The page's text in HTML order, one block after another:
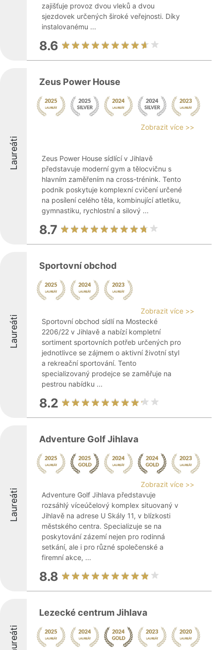
zajišťuje provoz dvou vleků a dvou
sjezdovek určených široké veřejnosti. Díky
instalovanému ...
8.6
Laureáti
Zeus Power House
Zobrazit více >>
Zeus Power House sídlící v Jihlavě
představuje moderní gym a tělocvičnu s
hlavním zaměřením na cross-trénink. Tento
podnik poskytuje komplexní cvičení určené
na posílení celého těla, kombinující atletiku,
gymnastiku, rychlostní a silový ...
8.7
Laureáti
Sportovní obchod
Zobrazit více >>
Sportovní obchod sídlí na Mostecké
2206/22 v Jihlavě a nabízí kompletní
sortiment sportovních potřeb určených pro
jednotlivce se zájmem o aktivní životní styl
a rekreační sportování. Tento
specializovaný prodejce se zaměřuje na
pestrou nabídku ...
8.2
Laureáti
Adventure Golf Jihlava
Zobrazit více >>
Adventure Golf Jihlava představuje
rozsáhlý víceúčelový komplex situovaný v
Jihlavě na adrese U Skály 11, v blízkosti
městského centra. Specializuje se na
poskytování zázemí nejen pro rodinná
setkání, ale i pro různé společenské a
firemní akce, ...
8.8
Laureáti
Lezecké centrum Jihlava